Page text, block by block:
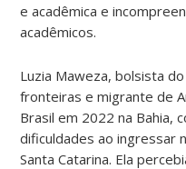
e acadêmica e
acadêmicos.
Luzia Maweza, bolsista
fronteiras e migrante de
Brasil em 2022 na Bahia,
dificuldades ao ingressar
Santa Catarina. Ela